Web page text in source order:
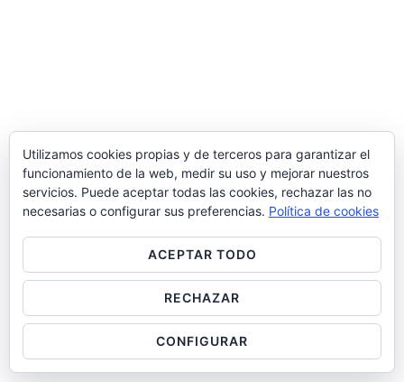
Utilizamos cookies propias y de terceros para garantizar el
funcionamiento de la web, medir su uso y mejorar nuestros
servicios. Puede aceptar todas las cookies, rechazar las no
necesarias o configurar sus preferencias. Política de cookies
ACEPTAR TODO
RECHAZAR
CONFIGURAR